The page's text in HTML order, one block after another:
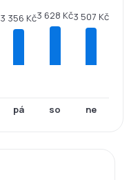
3 356 Kč
pá
3 628 Kč
so
3 507 Kč
ne